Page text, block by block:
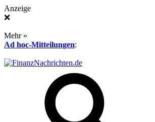
Anzeige
❌
Mehr »
Ad hoc-Mitteilungen: